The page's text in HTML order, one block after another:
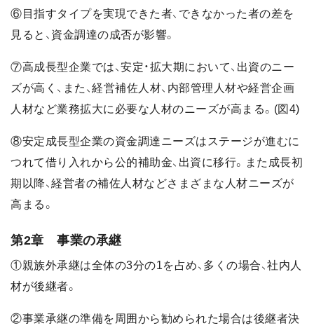
⑥目指すタイプを実現できた者、できなかった者の差を
見ると、資金調達の成否が影響。
⑦高成長型企業では、安定・拡大期において、出資のニー
ズが高く、また、経営補佐人材、内部管理人材や経営企画
人材など業務拡大に必要な人材のニーズが高まる。(図4)
⑧安定成長型企業の資金調達ニーズはステージが進むに
つれて借り入れから公的補助金、出資に移行。また成長初
期以降、経営者の補佐人材などさまざまな人材ニーズが
高まる。
第2章 事業の承継
①親族外承継は全体の3分の1を占め、多くの場合、社内人
材が後継者。
②事業承継の準備を周囲から勧められた場合は後継者決